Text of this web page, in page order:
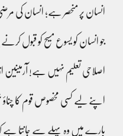
انسان پر منحصر ہے؛ انسان کی
جو انسان کو یسوع مسیح کو قبول
اصلاحی تعلیم نہیں ہے!
اپنے لیے کسی مخصوص قوم کا
بارے میں وہ پہلے سے جانتا ہے کہ